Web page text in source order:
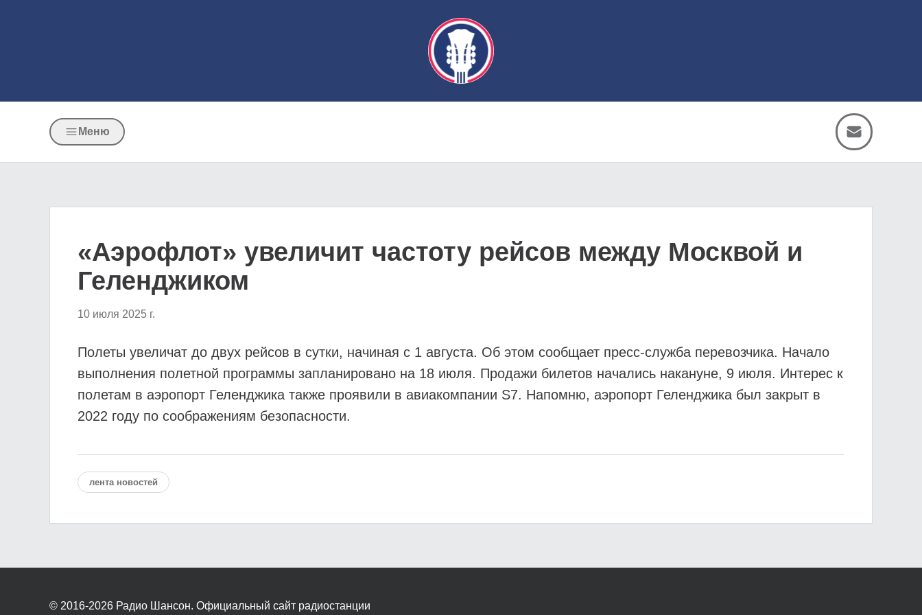
Меню
«Аэрофлот» увеличит частоту рейсов между Москвой и
Геленджиком
10 июля 2025 г.
Полеты увеличат до двух рейсов в сутки, начиная с 1 августа. Об этом сообщает пресс-служба перевозчика. Начало
выполнения полетной программы запланировано на 18 июля. Продажи билетов начались накануне, 9 июля. Интерес к
полетам в аэропорт Геленджика также проявили в авиакомпании S7. Напомню, аэропорт Геленджика был закрыт в
2022 году по соображениям безопасности.
лента новостей
© 2016-2026 Радио Шансон. Официальный сайт радиостанции